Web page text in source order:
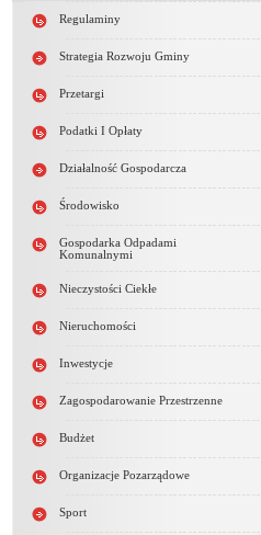
Regulaminy
Strategia Rozwoju Gminy
Przetargi
Podatki I Opłaty
Działalność Gospodarcza
Środowisko
Gospodarka Odpadami
Komunalnymi
Nieczystości Ciekłe
Nieruchomości
Inwestycje
Zagospodarowanie Przestrzenne
Budżet
Organizacje Pozarządowe
Sport